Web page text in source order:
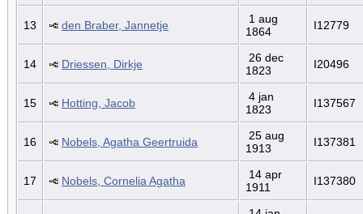
13 den Braber, Jannetje
1 aug
1864
I12779
14 Driessen, Dirkje
26 dec
1823
I20496
15 Hotting, Jacob
4 jan
1823
I137567
16 Nobels, Agatha Geertruida
25 aug
1913
I137381
17 Nobels, Cornelia Agatha
14 apr
1911
I137380